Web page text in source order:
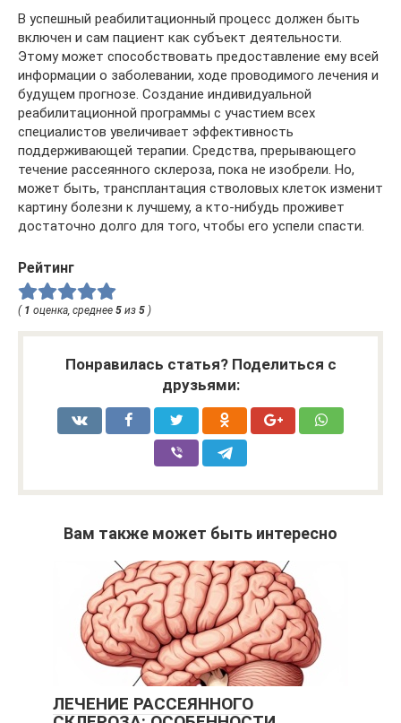
В успешный реабилитационный процесс должен быть
включен и сам пациент как субъект деятельности.
Этому может способствовать предоставление ему всей
информации о заболевании, ходе проводимого лечения и
будущем прогнозе. Создание индивидуальной
реабилитационной программы с участием всех
специалистов увеличивает эффективность
поддерживающей терапии. Средства, прерывающего
течение рассеянного склероза, пока не изобрели. Но,
может быть, трансплантация стволовых клеток изменит
картину болезни к лучшему, а кто-нибудь проживет
достаточно долго для того, чтобы его успели спасти.
Рейтинг
( 1 оценка, среднее 5 из 5 )
Понравилась статья? Поделиться с
друзьями:
Вам также может быть интересно
ЛЕЧЕНИЕ РАССЕЯННОГО